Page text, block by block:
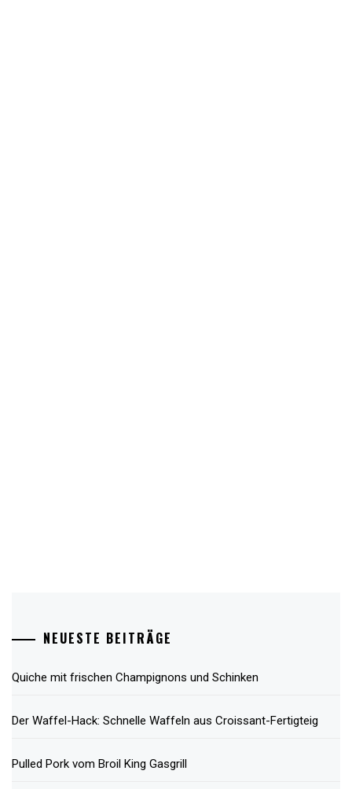
NEUESTE BEITRÄGE
Quiche mit frischen Champignons und Schinken
Der Waffel-Hack: Schnelle Waffeln aus Croissant-Fertigteig
Pulled Pork vom Broil King Gasgrill